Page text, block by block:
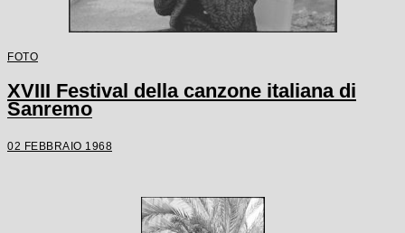
FOTO
XVIII Festival della canzone italiana di
Sanremo
02 FEBBRAIO 1968